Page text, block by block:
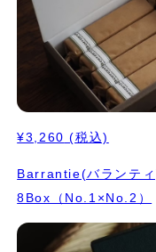
¥3,260 (税込)
Barrantie(バランテ
8Box（No.1×No.2）